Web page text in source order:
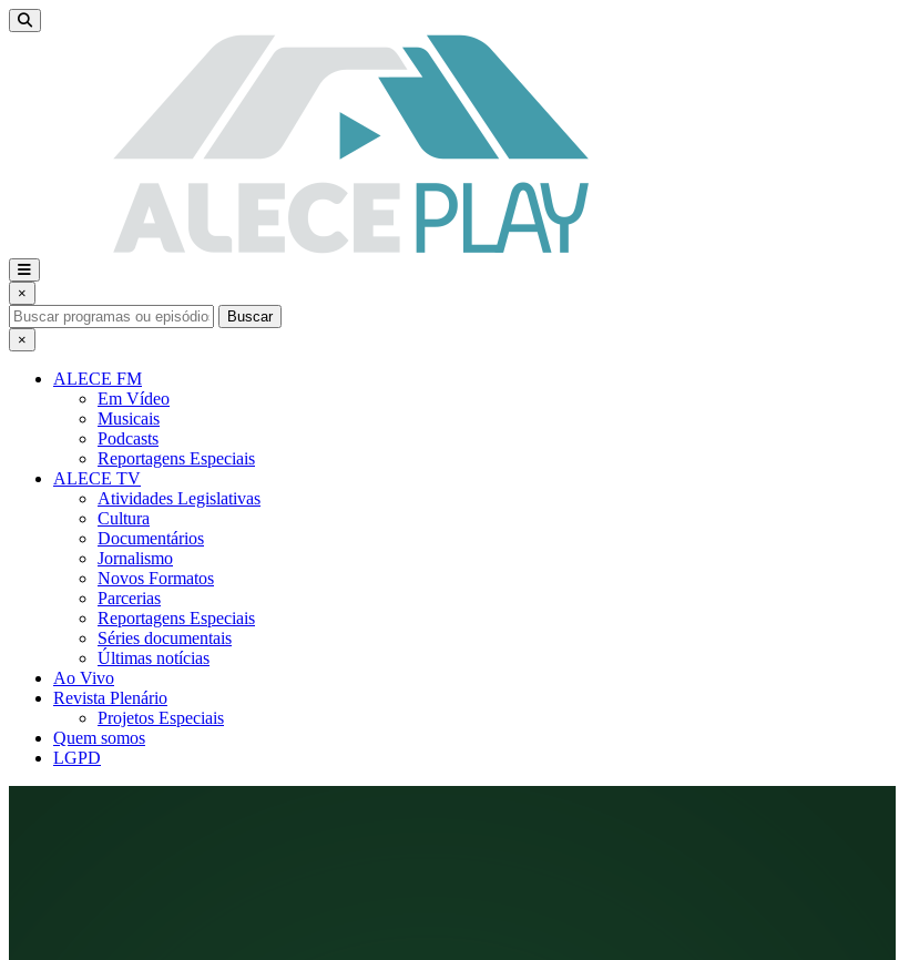
×
Buscar
×
ALECE FM
Em Vídeo
Musicais
Podcasts
Reportagens Especiais
ALECE TV
Atividades Legislativas
Cultura
Documentários
Jornalismo
Novos Formatos
Parcerias
Reportagens Especiais
Séries documentais
Últimas notícias
Ao Vivo
Revista Plenário
Projetos Especiais
Quem somos
LGPD